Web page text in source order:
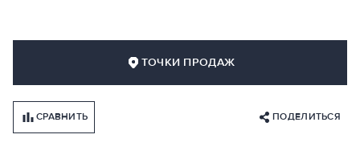
ТОЧКИ ПРОДАЖ
СРАВНИТЬ ПОДЕЛИТЬСЯ